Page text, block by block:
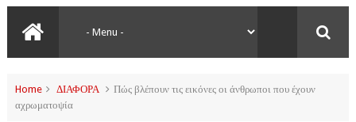
Home ΔΙΑΦΟΡΑ
Πώς βλέπουν τις εικόνες οι άνθρωποι που έχουν
αχρωματοψία